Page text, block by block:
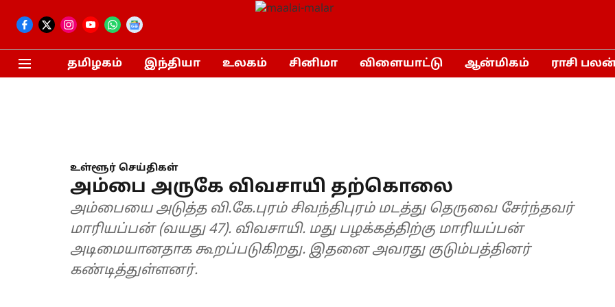
தமிழகம் இந்தியா உலகம் சினிமா விளையாட்டு ஆன்மிகம் ராசி
உள்ளூர் செய்திகள்
அம்பை அருகே விவசாயி தற்கொலை
அம்பையை அடுத்த வி.கே.புரம் சிவந்திபுரம் மடத்து தெருவை சேர்ந்தவர்
மாரியப்பன் (வயது 47). விவசாயி. மது பழக்கத்திற்கு மாரியப்பன்
அடிமையானதாக கூறப்படுகிறது. இதனை அவரது குடும்பத்தினர்
கண்டித்துள்ளனர்.